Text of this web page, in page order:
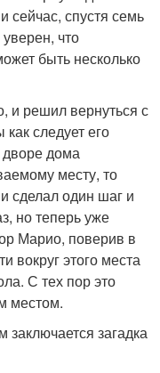
сейчас, спустя семь
что
быть несколько
и решил вернуться с
следует его
дворе дома
месту, то
сделал один шаг и
но теперь уже
Марио, поверив в
вокруг этого места
С тех пор это
местом.
заключается загадка